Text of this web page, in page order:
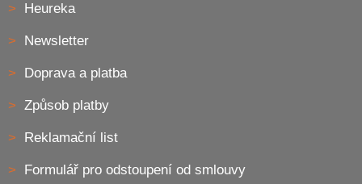
Heureka
Newsletter
Doprava a platba
Způsob platby
Reklamační list
Formulář pro odstoupení od smlouvy